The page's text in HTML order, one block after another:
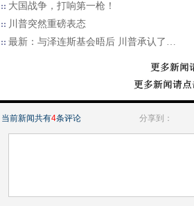
大国战争，打响第一枪！
川普突然重磅表态
最新：与泽连斯基会晤后 川普承认了…
当前新闻共有4条评论 分享到：